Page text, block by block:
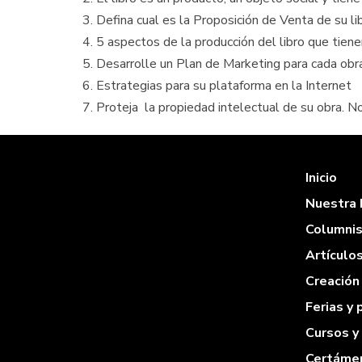
Defina cual es la Proposición de Venta de su
5 aspectos de la producción del libro que
Desarrolle un Plan de Marketing para cada
Estrategias para su plataforma en la Internet
Proteja la propiedad intelectual de su obra.
Inicio
Nuestra
Artículos
Ferias y
Cursos